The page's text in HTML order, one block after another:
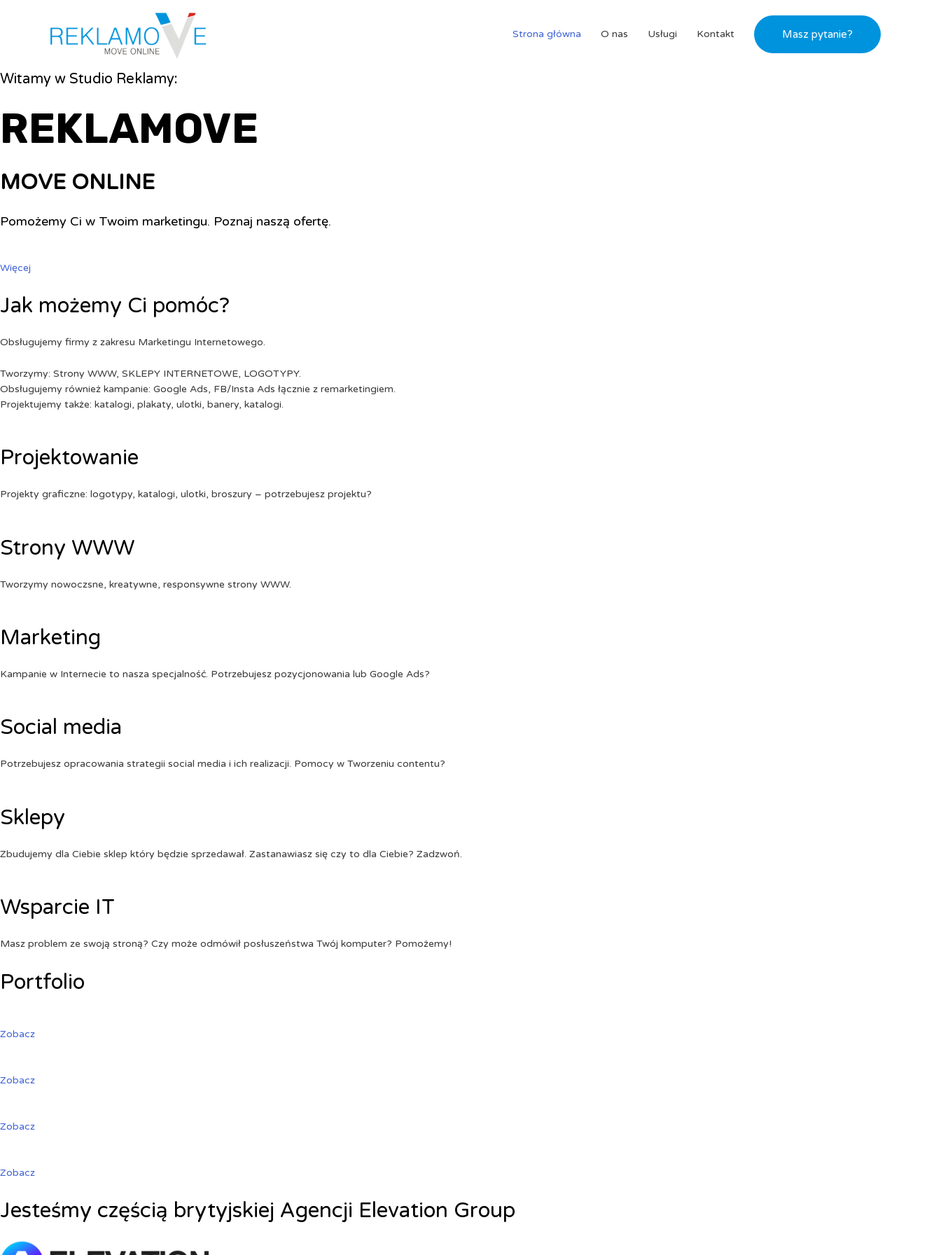
Strona główna O nas Usługi Kontakt Masz pytanie?
Witamy w Studio Reklamy:
REKLAMOVE
MOVE ONLINE
Pomożemy Ci w Twoim marketingu. Poznaj naszą ofertę.
Więcej
Jak możemy Ci pomóc?
Obsługujemy firmy z zakresu Marketingu Internetowego.
Tworzymy: Strony WWW, SKLEPY INTERNETOWE, LOGOTYPY.
Obsługujemy również kampanie: Google Ads, FB/Insta Ads łącznie z remarketingiem.
Projektujemy także: katalogi, plakaty, ulotki, banery, katalogi.
Projektowanie
Projekty graficzne: logotypy, katalogi, ulotki, broszury – potrzebujesz projektu?
Strony WWW
Tworzymy nowoczsne, kreatywne, responsywne strony WWW.
Marketing
Kampanie w Internecie to nasza specjalność. Potrzebujesz pozycjonowania lub Google Ads?
Social media
Potrzebujesz opracowania strategii social media i ich realizacji. Pomocy w Tworzeniu contentu?
Sklepy
Zbudujemy dla Ciebie sklep który będzie sprzedawał. Zastanawiasz się czy to dla Ciebie? Zadzwoń.
Wsparcie IT
Masz problem ze swoją stroną? Czy może odmówił posłuszeństwa Twój komputer? Pomożemy!
Portfolio
Zobacz
Zobacz
Zobacz
Zobacz
Jesteśmy częścią brytyjskiej Agencji Elevation Group